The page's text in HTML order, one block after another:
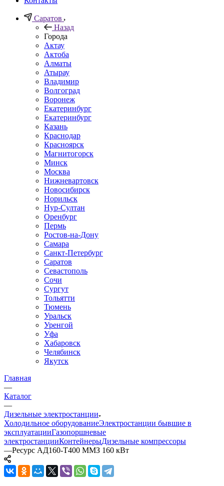
Саратов
Назад
Города
Актау
Актоба
Алматы
Атырау
Владимир
Волгоград
Воронеж
Екатеринбург
Екатеринбург
Казань
Краснодар
Красноярск
Магнитогорск
Минск
Москва
Нижневартовск
Новосибирск
Норильск
Нур-Султан
Оренбург
Пермь
Ростов-на-Дону
Самара
Санкт-Петербург
Саратов
Севастополь
Сочи
Сургут
Тольятти
Тюмень
Уральск
Уренгой
Уфа
Хабаровск
Челябинск
Якутск
Главная
—
Каталог
—
Дизельные электростанции
Холодильное оборудованиеЭлектростанции бывшие в
эксплуатацииГазопоршневые
электростанцииКонтейнерыДизельные компрессоры
—Ресурс АД160-Т400 ММЗ 160 кВт